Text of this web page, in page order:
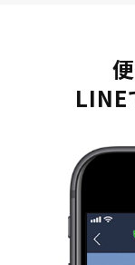
LINE